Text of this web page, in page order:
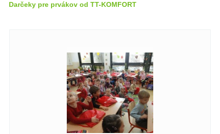
Darčeky pre prvákov od TT-KOMFORT